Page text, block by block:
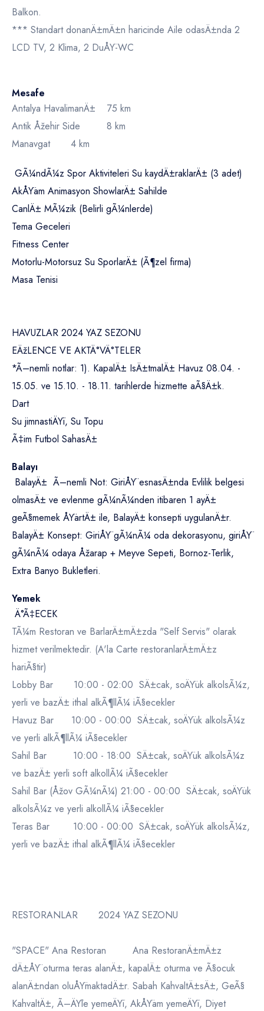
Balkon.
*** Standart donanÄ±mÄ±n haricinde Aile odasÄ±nda 2
LCD TV, 2 Klima, 2 DuÅŸ-WC
Mesafe
Antalya HavalimanÄ± 75 km
Antik Åžehir Side 8 km
Manavgat 4 km
GÃ¼ndÃ¼z Spor Aktiviteleri Su kaydÄ±raklarÄ± (3 adet)
AkÅŸam Animasyon ShowlarÄ± Sahilde
CanlÄ± MÃ¼zik (Belirli gÃ¼nlerde)
Tema Geceleri
Fitness Center
Motorlu-Motorsuz Su SporlarÄ± (Ã¶zel firma)
Masa Tenisi
HAVUZLAR 2024 YAZ SEZONU
EÄžLENCE VE AKTÄ°VÄ°TELER
*Ã–nemli notlar: 1). KapalÄ± IsÄ±tmalÄ± Havuz 08.04. -
15.05. ve 15.10. - 18.11. tarihlerde hizmette aÃ§Ä±k.
Dart
Su jimnastiÄŸi, Su Topu
Ã‡im Futbol SahasÄ±
Balayı
BalayÄ± Ã–nemli Not: GiriÅŸ esnasÄ±nda Evlilik belgesi
olmasÄ± ve evlenme gÃ¼nÃ¼nden itibaren 1 ayÄ±
geÃ§memek ÅŸartÄ± ile, BalayÄ± konsepti uygulanÄ±r.
BalayÄ± Konsept: GiriÅŸ gÃ¼nÃ¼ oda dekorasyonu, giriÅŸ
gÃ¼nÃ¼ odaya Åžarap + Meyve Sepeti, Bornoz-Terlik,
Extra Banyo Bukletleri.
Yemek
Ä°Ã‡ECEK
TÃ¼m Restoran ve BarlarÄ±mÄ±zda "Self Servis" olarak
hizmet verilmektedir. (A'la Carte restoranlarÄ±mÄ±z
hariÃ§tir)
Lobby Bar 10:00 - 02:00 SÄ±cak, soÄŸuk alkolsÃ¼z,
yerli ve bazÄ± ithal alkÃ¶llÃ¼ iÃ§ecekler
Havuz Bar 10:00 - 00:00 SÄ±cak, soÄŸuk alkolsÃ¼z
ve yerli alkÃ¶llÃ¼ iÃ§ecekler
Sahil Bar 10:00 - 18:00 SÄ±cak, soÄŸuk alkolsÃ¼z
ve bazÄ± yerli soft alkollÃ¼ iÃ§ecekler
Sahil Bar (Åžov GÃ¼nÃ¼) 21:00 - 00:00 SÄ±cak, soÄŸuk
alkolsÃ¼z ve yerli alkollÃ¼ iÃ§ecekler
Teras Bar 10:00 - 00:00 SÄ±cak, soÄŸuk alkolsÃ¼z,
yerli ve bazÄ± ithal alkÃ¶llÃ¼ iÃ§ecekler
RESTORANLAR 2024 YAZ SEZONU
"SPACE" Ana Restoran Ana RestoranÄ±mÄ±z
dÄ±ÅŸ oturma teras alanÄ±, kapalÄ± oturma ve Ã§ocuk
alanÄ±ndan oluÅŸmaktadÄ±r. Sabah KahvaltÄ±sÄ±, GeÃ§
KahvaltÄ±, Ã–ÄŸle yemeÄŸi, AkÅŸam yemeÄŸi, Diyet